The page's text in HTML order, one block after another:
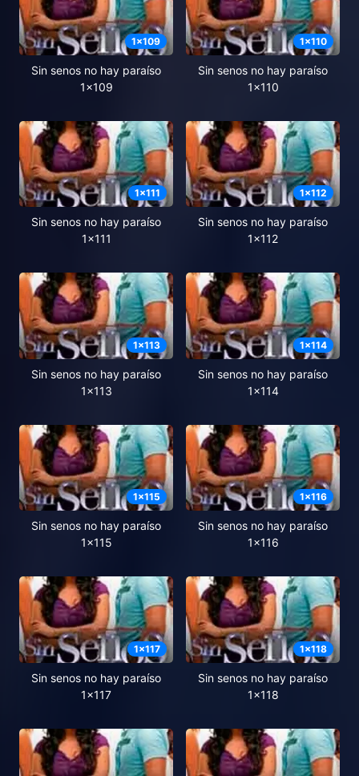
1x109
Sin senos no hay paraíso
1x109
1x110
Sin senos no hay paraíso
1x110
1x111
Sin senos no hay paraíso
1x111
1x112
Sin senos no hay paraíso
1x112
1x113
Sin senos no hay paraíso
1x113
1x114
Sin senos no hay paraíso
1x114
1x115
Sin senos no hay paraíso
1x115
1x116
Sin senos no hay paraíso
1x116
1x117
Sin senos no hay paraíso
1x117
1x118
Sin senos no hay paraíso
1x118